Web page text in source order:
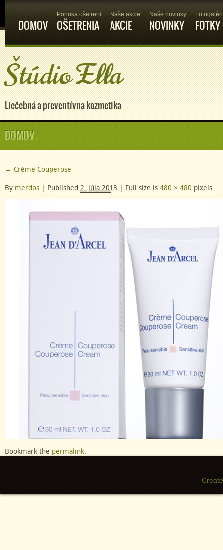
DOMOV
Ponuka ošetrení
OŠETRENIA
Naše akcie
AKCIE
Naše novinky
NOVINKY FOTKY
Štúdio Ella
Liečebná a preventívna kozmetika
DOMOV
← Crème Couperose
By merdos | Published 2. júla 2013 | Full size is 480 × 480 pixels
Bookmark the permalink